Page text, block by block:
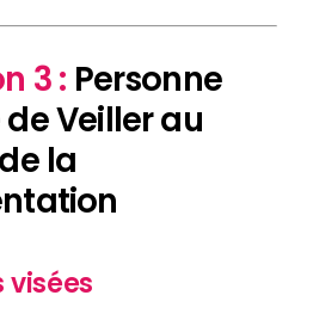
3 : Personne
Veiller au
la